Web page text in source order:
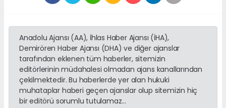
Anadolu Ajansı (AA), İhlas Haber Ajansı (İHA),
Demirören Haber Ajansı (DHA) ve diğer ajanslar
tarafından eklenen tüm haberler, sitemizin
editörlerinin müdahalesi olmadan ajans kanallarından
çekilmektedir. Bu haberlerde yer alan hukuki
muhataplar haberi geçen ajanslar olup sitemizin hiç
bir editörü sorumlu tutulamaz...